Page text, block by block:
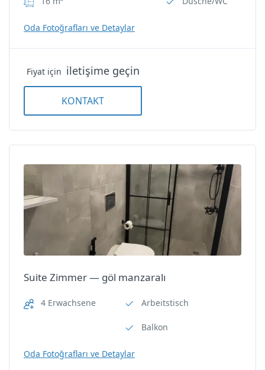
Haartrockner
Nichtraucherzimmer
Schalldämmung
Oda Fotoğrafları ve Detaylar
Dreibettzimmer — bahce ve dağ
Fiyat için iletişime geçin
KONTAKT
Suite Zimmer — göl manzaralı
4 Erwachsene Arbeitstisch
Balkon
Oda Fotoğrafları ve Detaylar